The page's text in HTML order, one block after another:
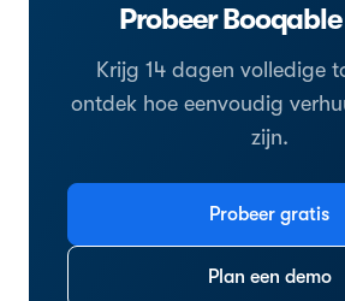
Probeer
Krijg 14 dagen volledige
ontdek hoe eenvoudig
zijn.
Probeer gratis
Plan een demo